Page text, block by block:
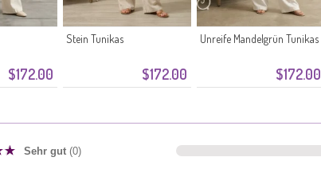
$172.00 $172.00
Stein Tunikas
$172.00
Unreife Mandelgrün Tunikas
Sehr gut (0)